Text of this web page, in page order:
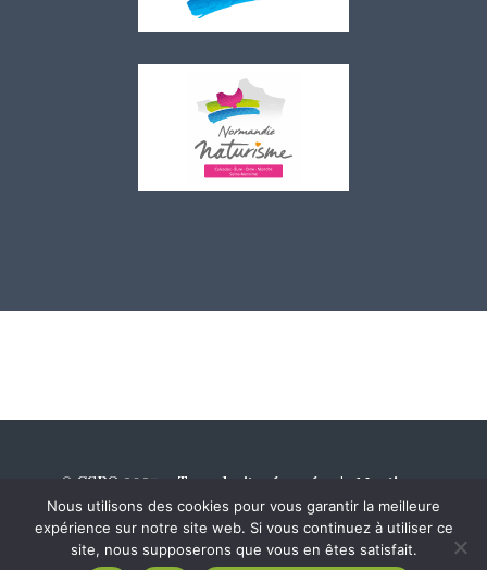
© CSPO 2023 – Tous droits réservés |Mentions
légales|Politique de confidentialité |
Politique des cookies
Nous utilisons des cookies pour vous garantir la meilleure
expérience sur notre site web. Si vous continuez à utiliser ce
site, nous supposerons que vous en êtes satisfait.